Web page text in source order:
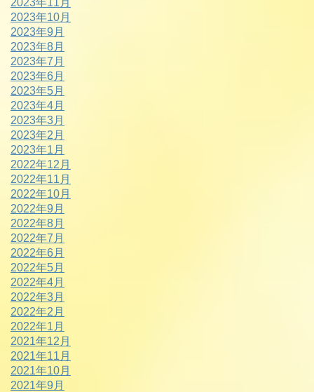
2023年10月
2023年9月
2023年8月
2023年7月
2023年6月
2023年5月
2023年4月
2023年3月
2023年2月
2023年1月
2022年12月
2022年11月
2022年10月
2022年9月
2022年8月
2022年7月
2022年6月
2022年5月
2022年4月
2022年3月
2022年2月
2022年1月
2021年12月
2021年11月
2021年10月
2021年9月